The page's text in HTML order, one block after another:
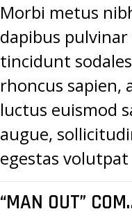
Morbi metus
dapibus
tincidunt
rhoncus sapien,
luctus euismod
augue,
egestas
“MAN OUT”